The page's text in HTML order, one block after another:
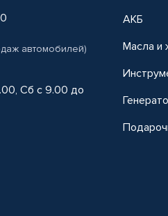
автомобилей)
Сб с 9.00 до
АКБ
Масла и